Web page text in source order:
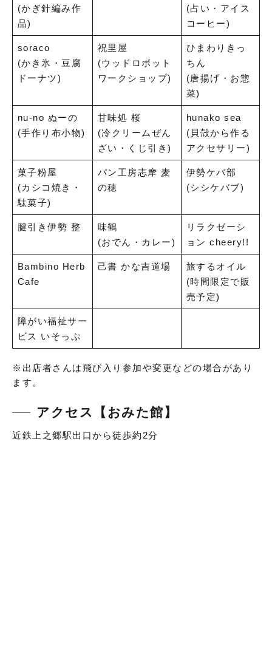
(かぎ針編み作
品)
(占い・アイス
コーヒー)
soraco
(かき氷・豆腐
ドーナツ)
祝里屋
(ウッドロボット
ワークショップ)
ひまわりきっ
ちん
(唐揚げ・お惣
菜)
nu-no ぬーの
(手作り布小物)
甘味処 桜
(冷クリームぜん
ざい・くじ引き)
hunako sea
(貝殻から作る
アクセサリー)
菓子粉屋
(カシコ焼き・
駄菓子)
パン工房志摩 麦
の穂
伊勢ケバ部
(シシケバブ)
腱引き伊勢 整
味鶴
(おでん・カレー)
リラクゼーシ
ョン cheery!!
Bambino Herb
Cafe
己書 かな吉道場
旅するオイル
(時間限定で販
売予定)
障がい福祉サー
ビス いそっぷ
※出店者さんは飛び入り参加や変更などの場合があり
ます。
アクセス【おみた館】
近鉄上之郷駅出口から徒歩約2分